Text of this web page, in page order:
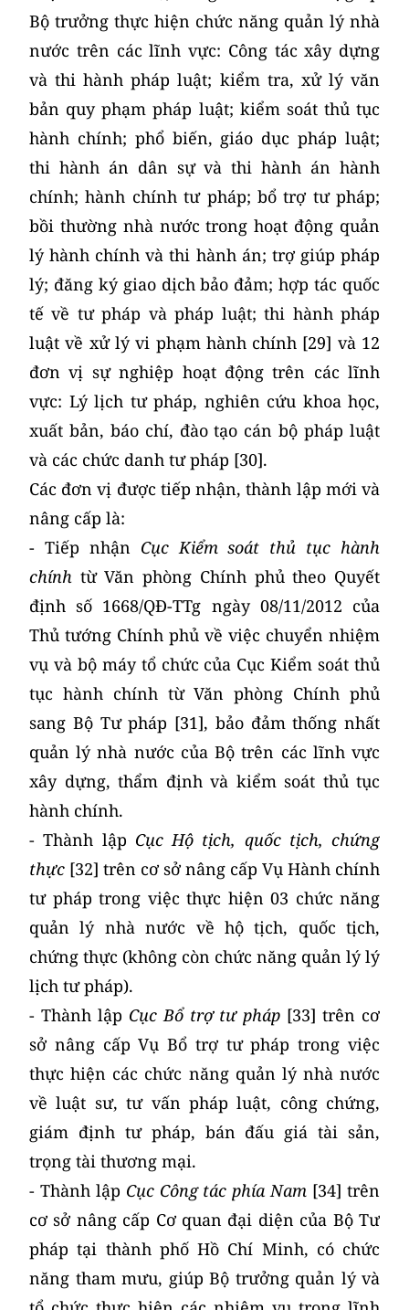
Bộ trưởng thực hiện chức năng quản lý nhà
nước trên các lĩnh vực: Công tác xây dựng
và thi hành pháp luật; kiểm tra, xử lý văn
bản quy phạm pháp luật; kiểm soát thủ tục
hành chính; phổ biến, giáo dục pháp luật;
thi hành án dân sự và thi hành án hành
chính; hành chính tư pháp; bổ trợ tư pháp;
bồi thường nhà nước trong hoạt động quản
lý hành chính và thi hành án; trợ giúp pháp
lý; đăng ký giao dịch bảo đảm; hợp tác quốc
tế về tư pháp và pháp luật; thi hành pháp
luật về xử lý vi phạm hành chính [29] và 12
đơn vị sự nghiệp hoạt động trên các lĩnh
vực: Lý lịch tư pháp, nghiên cứu khoa học,
xuất bản, báo chí, đào tạo cán bộ pháp luật
và các chức danh tư pháp [30].
Các đơn vị được tiếp nhận, thành lập mới và
nâng cấp là:
- Tiếp nhận Cục Kiểm soát thủ tục hành
chính từ Văn phòng Chính phủ theo Quyết
định số 1668/QĐ-TTg ngày 08/11/2012 của
Thủ tướng Chính phủ về việc chuyển nhiệm
vụ và bộ máy tổ chức của Cục Kiểm soát thủ
tục hành chính từ Văn phòng Chính phủ
sang Bộ Tư pháp [31], bảo đảm thống nhất
quản lý nhà nước của Bộ trên các lĩnh vực
xây dựng, thẩm định và kiểm soát thủ tục
hành chính.
- Thành lập Cục Hộ tịch, quốc tịch, chứng
thực [32] trên cơ sở nâng cấp Vụ Hành chính
tư pháp trong việc thực hiện 03 chức năng
quản lý nhà nước về hộ tịch, quốc tịch,
chứng thực (không còn chức năng quản lý lý
lịch tư pháp).
- Thành lập Cục Bổ trợ tư pháp [33] trên cơ
sở nâng cấp Vụ Bổ trợ tư pháp trong việc
thực hiện các chức năng quản lý nhà nước
về luật sư, tư vấn pháp luật, công chứng,
giám định tư pháp, bán đấu giá tài sản,
trọng tài thương mại.
- Thành lập Cục Công tác phía Nam [34] trên
cơ sở nâng cấp Cơ quan đại diện của Bộ Tư
pháp tại thành phố Hồ Chí Minh, có chức
năng tham mưu, giúp Bộ trưởng quản lý và